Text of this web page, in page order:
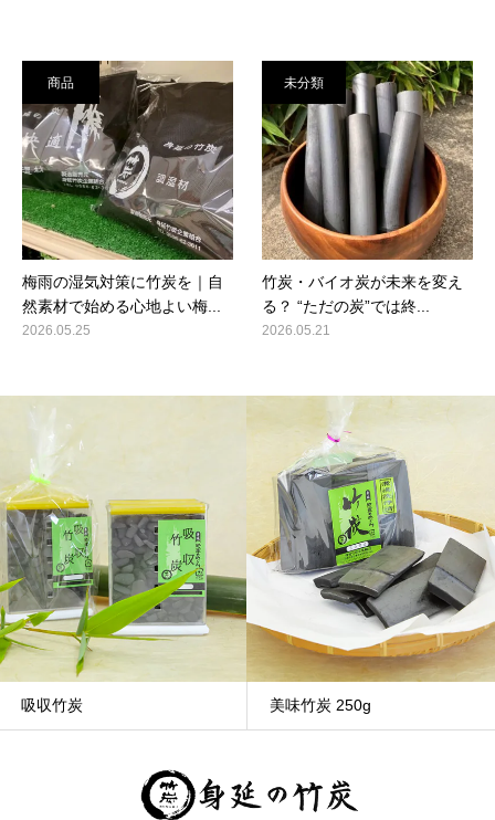
商品
梅雨の湿気対策に竹炭を｜自
然素材で始める心地よい梅...
2026.05.25
未分類
竹炭・バイオ炭が未来を変え
る？ “ただの炭”では終...
2026.05.21
吸収竹炭 美味竹炭 250g